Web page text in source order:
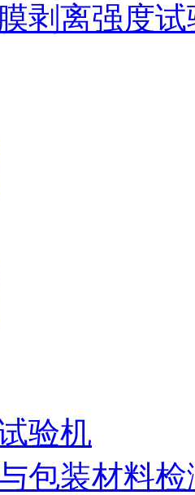
剥离强度
验机
包装材料检